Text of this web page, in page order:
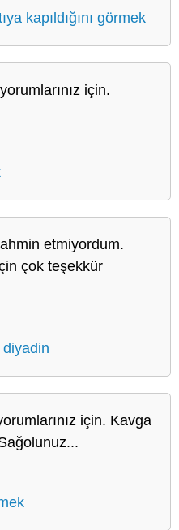
kapıldığını görmek
için.
etmiyordum.
çok teşekkür
için. Kavga